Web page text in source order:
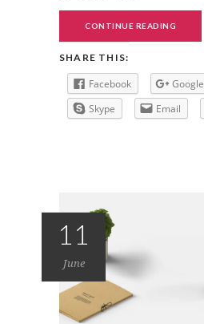
CONTINUE READING
SHARE THIS:
Facebook Google
Skype
Email
11
June